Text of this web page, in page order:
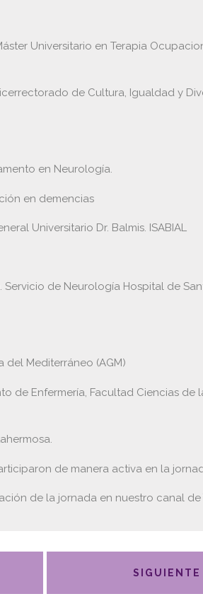
Universitario en Terapia
de Cultura, Igualdad y
en Neurología.
en demencias
Universitario Dr. Balmis. ISABIAL
de Neurología Hospital de
Mediterráneo (AGM)
de Enfermería, Facultad Ciencias de
de manera activa en la
de la jornada en nuestro canal de
SIGUIENTE